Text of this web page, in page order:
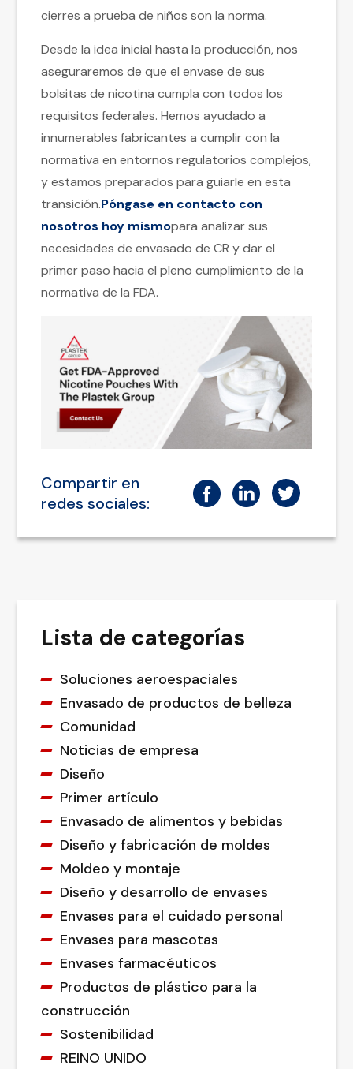
cierres a prueba de niños son la norma.
Desde la idea inicial hasta la producción, nos
aseguraremos de que el envase de sus
bolsitas de nicotina cumpla con todos los
requisitos federales. Hemos ayudado a
innumerables fabricantes a cumplir con la
normativa en entornos regulatorios complejos,
y estamos preparados para guiarle en esta
transición.Póngase en contacto con
nosotros hoy mismopara analizar sus
necesidades de envasado de CR y dar el
primer paso hacia el pleno cumplimiento de la
normativa de la FDA.
Compartir en
redes sociales:
Lista de categorías
Soluciones aeroespaciales
Envasado de productos de belleza
Comunidad
Noticias de empresa
Diseño
Primer artículo
Envasado de alimentos y bebidas
Diseño y fabricación de moldes
Moldeo y montaje
Diseño y desarrollo de envases
Envases para el cuidado personal
Envases para mascotas
Envases farmacéuticos
Productos de plástico para la
construcción
Sostenibilidad
REINO UNIDO